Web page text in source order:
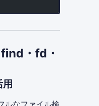
・fd・